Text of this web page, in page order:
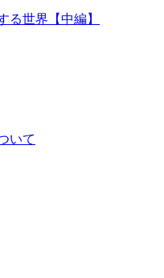
る世界【中編】
いて